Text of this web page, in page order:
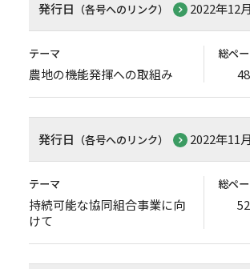
発行日 （各号へのリンク） 2022年12月
テーマ
農地の機能発揮への取組み
総ペ
48
発行日 （各号へのリンク） 2022年11月
テーマ
持続可能な協同組合事業に向
けて
総ペ
52